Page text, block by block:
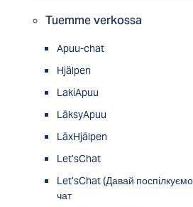
Tuemme verkossa
Apuu-chat
Hjälpen
LakiApuu
LäksyApuu
LäxHjälpen
Let’sChat
Let’sChat (Давай
чат